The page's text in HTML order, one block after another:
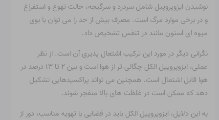
نوشیدن ایزوپروپیل شامل سردرد و سرگیجه، حالت تهوع و استفراغ
و در برخی موارد مرگ است. مصرف بیش از حد را می توان با بوی
میوه ای استون مانند در تنفس تشخیص داد.
نگرانی دیگر در مورد این ترکیب اشتعال پذیری آن است. از نظر
عملی، ایزوپروپیل الکل چگالی تر از هوا است و بین ۲ تا ۱۳ درصد در
هوا قابل اشتعال است. همچنین می تواند پراکسیدهایی تشکیل
دهد که ممکن است در غلظت های بالا منفجر شوند.
به این دلایل، ایزوپروپیل الکل باید در فضایی با تهویه مناسب، دور از